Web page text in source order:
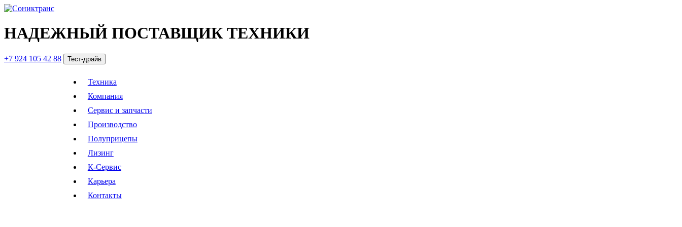
НАДЕЖНЫЙ ПОСТАВЩИК ТЕХНИКИ
+7 924 105 42 88 Тест-драйв
Техника
Компания
Сервис и запчасти
Производство
Полуприцепы
Лизинг
К-Сервис
Карьера
Контакты